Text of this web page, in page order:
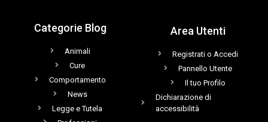
Categorie Blog
Animali
Cure
Comportamento
News
Legge e Tutela
Area Utenti
Registrati o Accedi
Pannello Utente
Il tuo Profilo
Dichiarazione di
accessibilità